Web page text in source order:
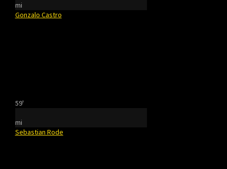
mi
Gonzalo Castro
59'
mi
Sebastian Rode